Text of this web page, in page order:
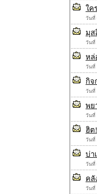
ใค
วันที่
มุส
วันที่
หล่
วันที่
กิจ
วันที่
พย
วันที่
ฮิต
วันที่
บ่า
วันที่
คลั
วันที่